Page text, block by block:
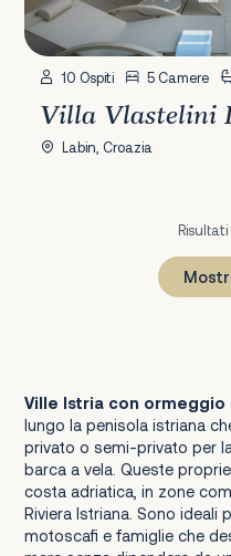
10 Ospiti 5 Camere
Villa Vlastelini
Labin, Croazia
Ville Istria con ormeggio
lungo la penisola istriana
privato o semi-privato per
barca a vela. Queste
costa adriatica, in zone
Riviera Istriana. Sono ideali
motoscafi e famiglie che